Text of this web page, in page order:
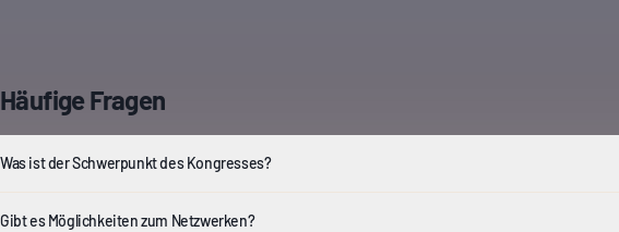
Häufige Fragen
Was ist der Schwerpunkt des Kongresses?
Gibt es Möglichkeiten zum Netzwerken?